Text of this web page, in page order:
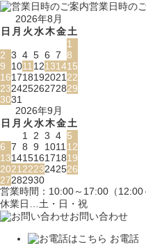
営業日時の
2026年8月
日 月 火水木金土
1
2 3 4 5 6 7 8
9
101112131415
16171819202122
23242526272829
3031
2026年9月
日 月 火水木金土
1 2 3 4 5
6 7 8 9 101112
13141516171819
20212223242526
27282930
営業時間：10:00～17:00（12:00
休業日…土・日・祝
お問い合わせ
お電話